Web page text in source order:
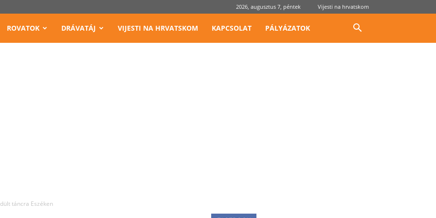
2026, augusztus 7, péntek Vijesti na hrvatskom
ROVATOK DRÁVATÁJ VIJESTI NA HRVATSKOM KAPCSOLAT PÁLYÁZATOK
táncra Eszéken